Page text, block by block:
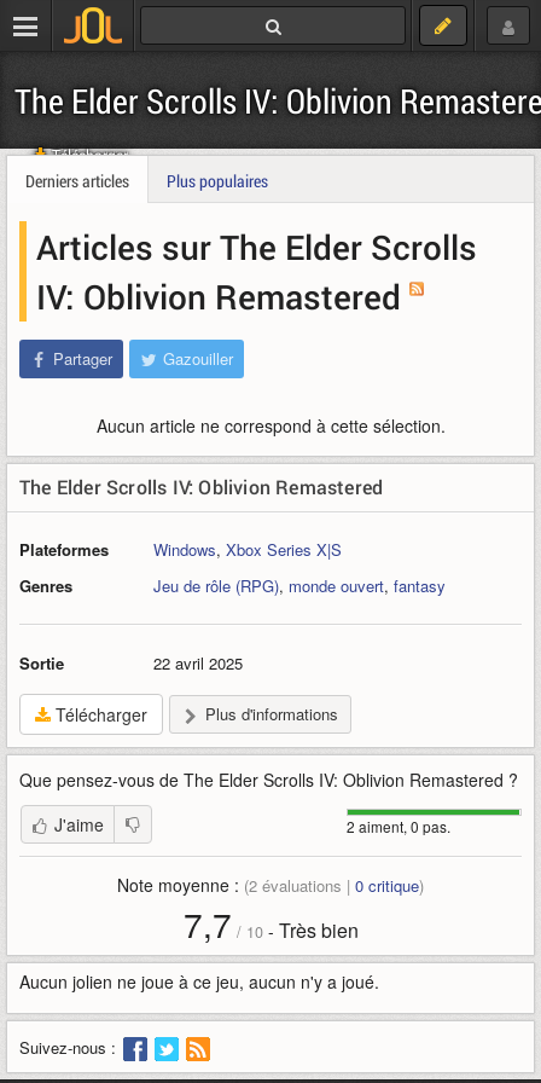
The Elder Scrolls IV: Oblivion
Télécharger
Derniers articles
Plus populaires
Articles sur The Elder Scrolls
IV: Oblivion Remastered
Partager Gazouiller
Aucun article ne correspond à cette sélection.
The Elder Scrolls IV: Oblivion Remastered
Plateformes Windows, Xbox Series X|S
Genres
Jeu de rôle (RPG), monde ouvert, fantasy
Sortie 22 avril 2025
Télécharger Plus d'informations
Que pensez-vous de The Elder Scrolls IV: Oblivion Remastered ?
2 aiment, 0 pas.
J'aime
Note moyenne : (2 évaluations | 0 critique)
7,7 / 10- Très bien
Aucun jolien ne joue à ce jeu, aucun n'y a joué.
Suivez-nous :